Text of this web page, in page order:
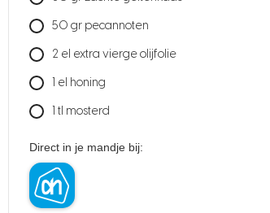
50 gr pecannoten
2 el extra vierge olijfolie
1 el honing
1 tl mosterd
Direct in je mandje bij: